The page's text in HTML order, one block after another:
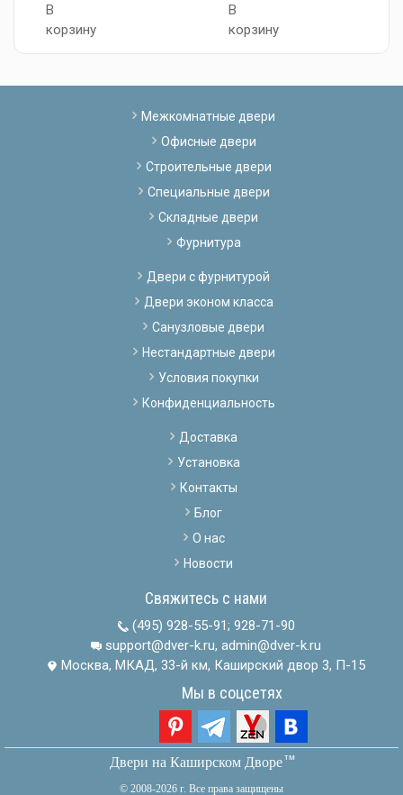
В
корзину
В
корзину
Межкомнатные двери
Офисные двери
Строительные двери
Специальные двери
Складные двери
Фурнитура
Двери с фурнитурой
Двери эконом класса
Санузловые двери
Нестандартные двери
Условия покупки
Конфиденциальность
Доставка
Установка
Контакты
Блог
О нас
Новости
Свяжитесь с нами
(495) 928-55-91; 928-71-90
support@dver-k.ru, admin@dver-k.ru
Москва, МКАД, 33-й км, Каширский двор 3, П-15
Мы в соцсетях
Двери на Каширском Дворетм
© 2008-2026 г. Все права защищены